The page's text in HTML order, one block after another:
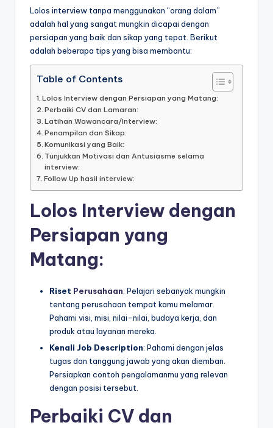
Lolos interview tanpa menggunakan “orang dalam”
adalah hal yang sangat mungkin dicapai dengan
persiapan yang baik dan sikap yang tepat. Berikut
adalah beberapa tips yang bisa membantu:
Table of Contents
Lolos Interview dengan Persiapan yang Matang:
Perbaiki CV dan Lamaran:
Latihan Wawancara/Interview:
Penampilan dan Sikap:
Komunikasi yang Baik:
Tunjukkan Motivasi dan Antusiasme selama
interview:
Follow Up hasil interview:
Lolos Interview dengan
Persiapan yang
Matang:
Riset Perusahaan: Pelajari sebanyak mungkin
tentang perusahaan tempat kamu melamar.
Pahami visi, misi, nilai-nilai, budaya kerja, dan
produk atau layanan mereka.
Kenali Job Description: Pahami dengan jelas
tugas dan tanggung jawab yang akan diemban.
Persiapkan contoh pengalamanmu yang relevan
dengan posisi tersebut.
Perbaiki CV dan